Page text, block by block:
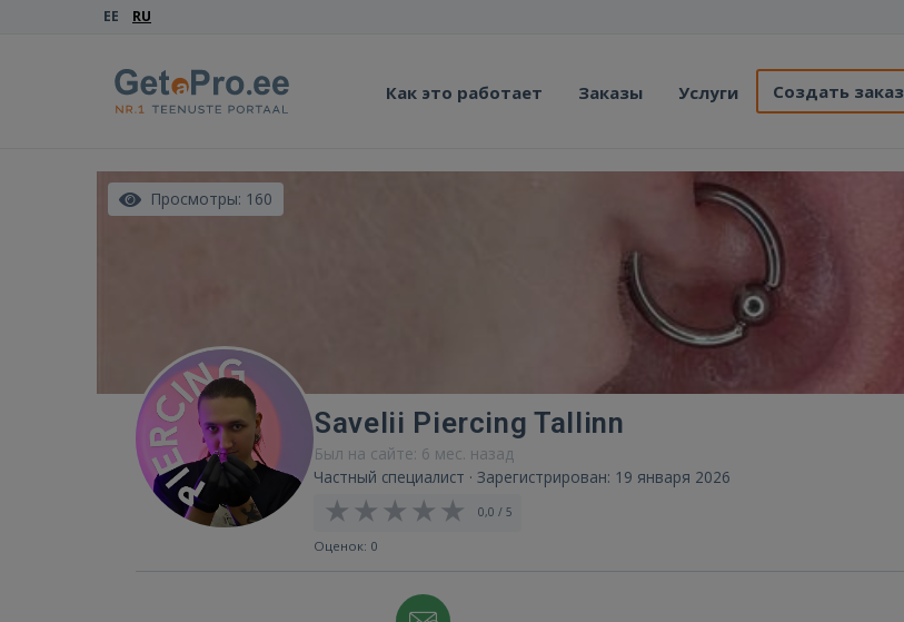
EE RU
Как это работает Заказы Услуги Создать заказ
Просмотры: 160
Savelii Piercing Tallinn
Был на сайте: 6 мес. назад
Частный специалист · Зарегистрирован: 19 января 2026
0,0 / 5
Оценок: 0